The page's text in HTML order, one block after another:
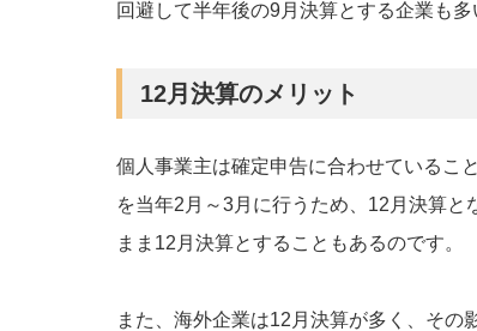
回避して半年後の9月決算とする企業も多
12月決算のメリット
個人事業主は確定申告に合わせているこ
を当年2月～3月に行うため、12月決算
まま12月決算とすることもあるのです。
また、海外企業は12月決算が多く、その